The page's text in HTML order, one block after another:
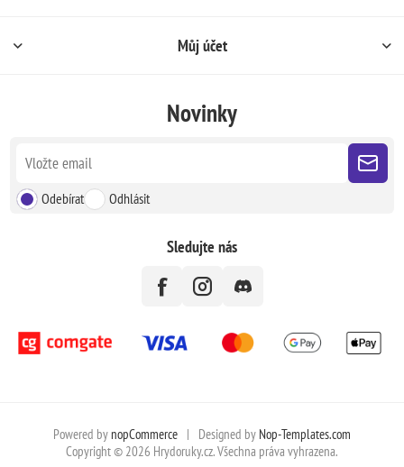
Můj účet
Novinky
Odebírat Odhlásit
Sledujte nás
Powered by nopCommerce | Designed by Nop-Templates.com
Copyright © 2026 Hrydoruky.cz. Všechna práva vyhrazena.